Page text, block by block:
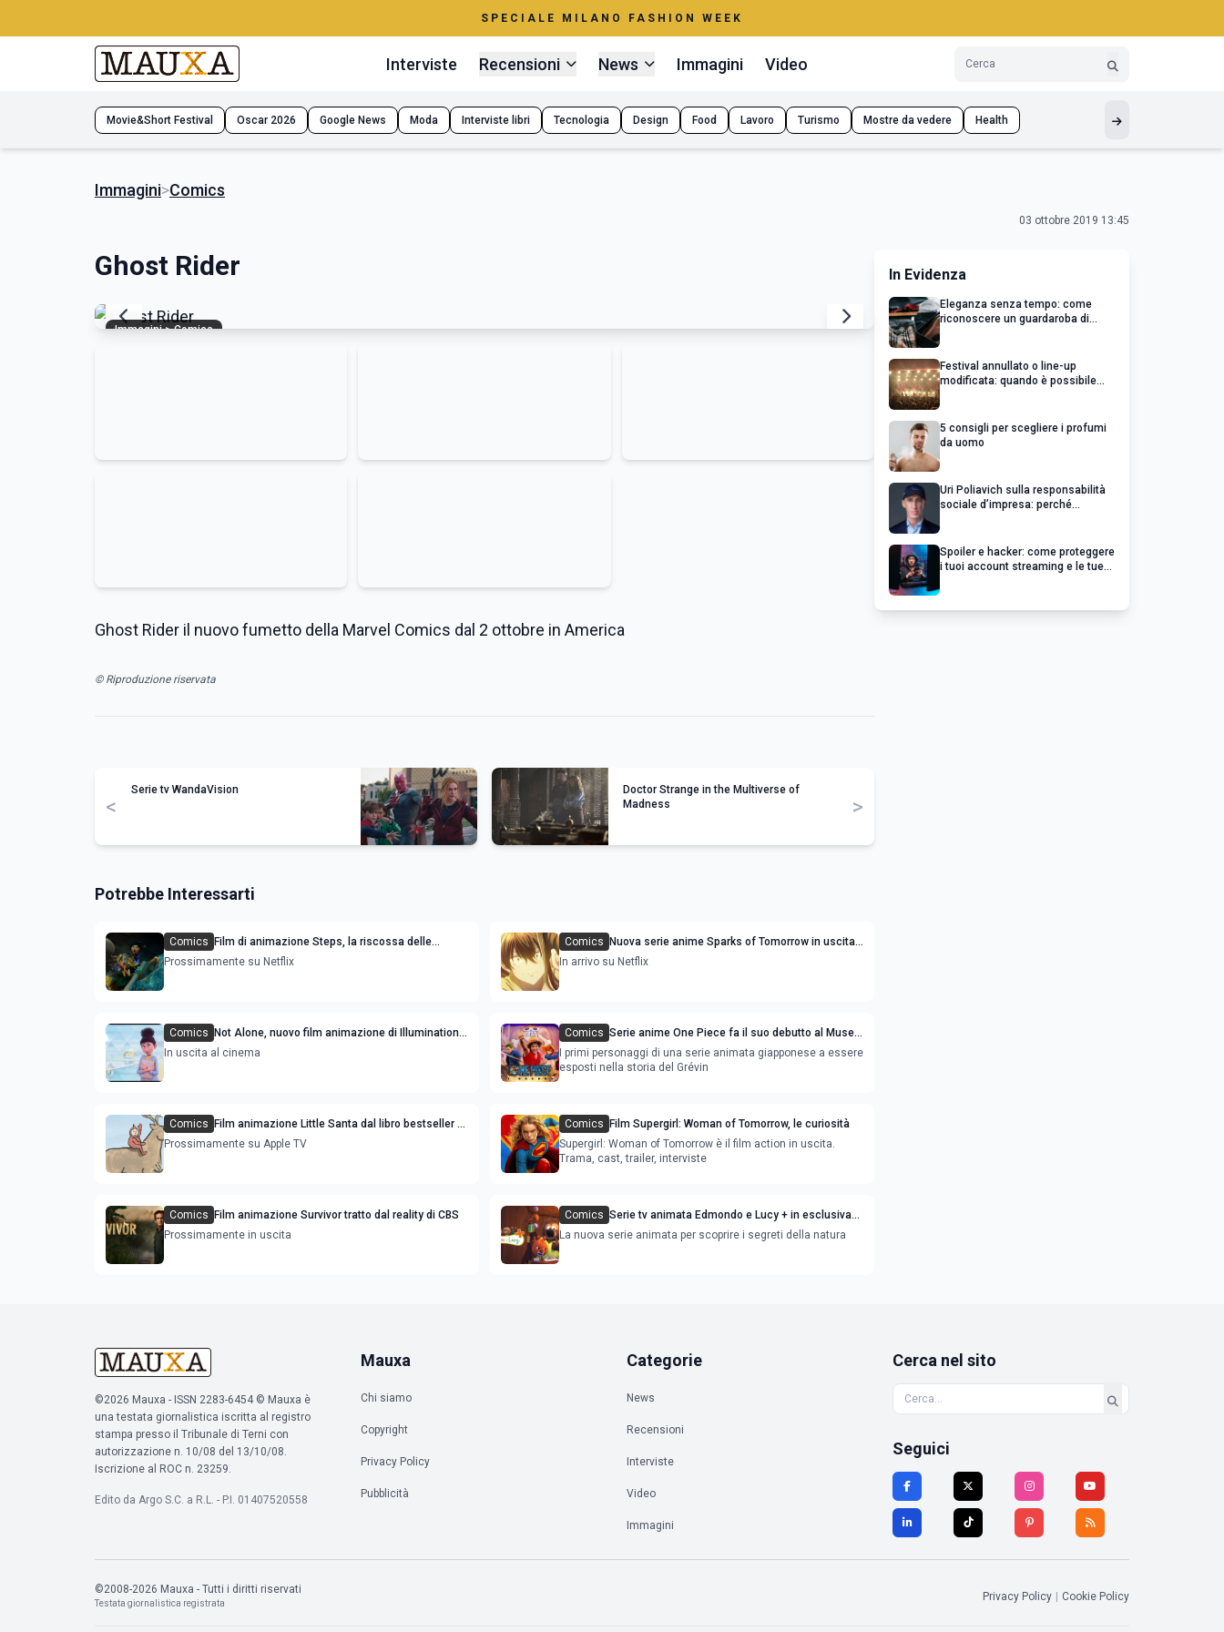
SPECIALE MILANO FASHION WEEK
Interviste Recensioni News Immagini Video
Movie&Short Festival Oscar 2026 Google News Moda Interviste libri Tecnologia Design Food Lavoro Turismo Mostre da vedere Health
Immagini>Comics
03 ottobre 2019 13:45
Ghost Rider
Immagini > Comics
Ghost Rider il nuovo fumetto della Marvel Comics dal 2 ottobre in America
© Riproduzione riservata
<
Serie tv WandaVision
Doctor Strange in the Multiverse of
Madness
>
Potrebbe Interessarti
Comics
Film di animazione Steps, la riscossa delle
sorellastre di Cenerentola: trama cast e uscita
Prossimamente su Netflix
Comics
Nuova serie anime Sparks of Tomorrow in uscita
streaming: le anticipazioni
In arrivo su Netflix
Comics
Not Alone, nuovo film animazione di Illumination
con Timothée Chalamet e Selena Gomez
In uscita al cinema
Comics Serie anime One Piece fa il suo debutto al Museo
Grévin di Parigi
I primi personaggi di una serie animata giapponese a essere
esposti nella storia del Grévin
Comics
Film animazione Little Santa dal libro bestseller di
Jon Agee
Prossimamente su Apple TV
Comics
Film Supergirl: Woman of Tomorrow, le curiosità
Supergirl: Woman of Tomorrow è il film action in uscita.
Trama, cast, trailer, interviste
Comics
Film animazione Survivor tratto dal reality di CBS
Prossimamente in uscita
Comics Serie tv animata Edmondo e Lucy + in esclusiva
su RaiPlay
La nuova serie animata per scoprire i segreti della natura
In Evidenza
Eleganza senza tempo: come
riconoscere un guardaroba di
Festival annullato o line-up
modificata: quando è possibile
5 consigli per scegliere i profumi
da uomo
Uri Poliavich sulla responsabilità
sociale d’impresa: perché
Spoiler e hacker: come proteggere
i tuoi account streaming e le tue
©2026 Mauxa - ISSN 2283-6454 © Mauxa è
una testata giornalistica iscritta al registro
stampa presso il Tribunale di Terni con
autorizzazione n. 10/08 del 13/10/08.
Iscrizione al ROC n. 23259.
Edito da Argo S.C. a R.L. - P.I. 01407520558
Mauxa
Chi siamo
Copyright
Privacy Policy
Pubblicità
Categorie
News
Recensioni
Interviste
Video
Immagini
Cerca nel sito
Seguici
©2008-2026 Mauxa - Tutti i diritti riservati
Testata giornalistica registrata
Privacy Policy Cookie Policy